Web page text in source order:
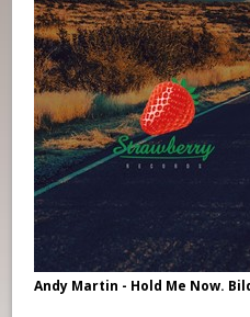
Andy Martin - Hold Me Now.